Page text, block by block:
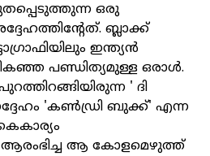
ഒരു
ബ്ലാക്ക്
ഇന്ത്യൻ
പണ്ഡിത്യമുള്ള ഒരാൾ.
' ദി
'കൺഡ്രി ബുക്ക്‌' എന്ന
ആരംഭിച്ച ആ കോളമെഴുത്ത്